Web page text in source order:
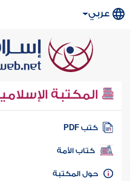
عربي
المكتبة
كتب PDF
كتاب الأمة